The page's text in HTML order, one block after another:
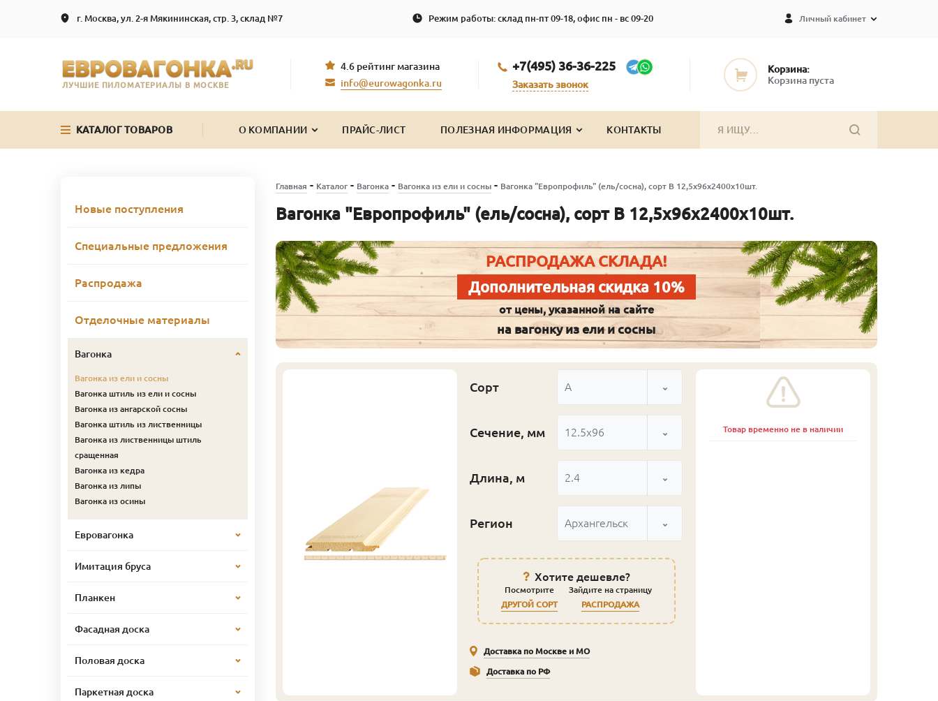
г. Москва, ул. 2-я Мякининская, стр. 3, склад №7 Режим работы: склад пн-пт 09-18, офис пн - вс 09-20 Личный кабинет
ЛУЧШИЕ ПИЛОМАТЕРИАЛЫ В МОСКВЕ
4.6 рейтинг магазина
info@eurowagonka.ru
+7(495) 36-36-225
Заказать звонок
Корзина:
Корзина пуста
КАТАЛОГ ТОВАРОВ О КОМПАНИИ ПРАЙС-ЛИСТ ПОЛЕЗНАЯ ИНФОРМАЦИЯ КОНТАКТЫ
Главная - Каталог- Вагонка- Вагонка из ели и сосны- Вагонка "Европрофиль" (ель/сосна), сорт В 12,5х96х2400х10шт.
Вагонка "Европрофиль" (ель/сосна), сорт В 12,5х96х2400х10шт.
РАСПРОДАЖА СКЛАДА!
Дополнительная скидка 10%
от цены, указанной на сайте
на вагонку из ели и сосны
Сорт А
Сечение, мм 12.5x96
Длина, м 2.4
Регион Архангельск
Хотите дешевле?
Посмотрите
ДРУГОЙ СОРТ
Зайдите на страницу
РАСПРОДАЖА
Доставка по Москве и МО
Доставка по РФ
Товар временно не в наличии
Новые поступления
Специальные предложения
Распродажа
Отделочные материалы
Вагонка
Вагонка из ели и сосны
Вагонка штиль из ели и сосны
Вагонка из ангарской сосны
Вагонка штиль из лиственницы
Вагонка из лиственницы штиль
сращенная
Вагонка из кедра
Вагонка из липы
Вагонка из осины
Евровагонка
Имитация бруса
Планкен
Фасадная доска
Половая доска
Паркетная доска